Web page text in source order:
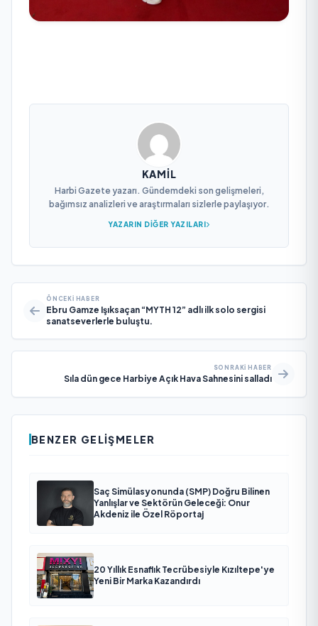
KAMIL
Harbi Gazete yazarı. Gündemdeki son gelişmeleri,
bağımsız analizleri ve araştırmaları sizlerle paylaşıyor.
YAZARIN DIĞER YAZILARI
ÖNCEKI HABER
Ebru Gamze Işıksaçan “MYTH 12” adlı ilk solo sergisi
sanatseverlerle buluştu.
SONRAKI HABER
Sıla dün gece Harbiye Açık Hava Sahnesini salladı
BENZER GELIŞMELER
Saç Simülasyonunda (SMP) Doğru Bilinen
Yanlışlar ve Sektörün Geleceği: Onur
Akdeniz ile Özel Röportaj
20 Yıllık Esnaflık Tecrübesiyle Kızıltepe'ye
Yeni Bir Marka Kazandırdı